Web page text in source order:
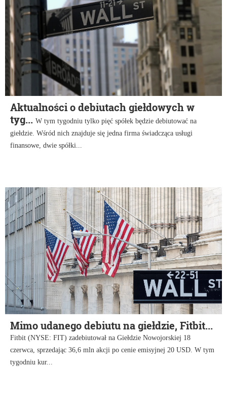
Aktualności o debiutach giełdowych w
tyg... W tym tygodniu tylko pięć spółek będzie debiutować na
giełdzie. Wśród nich znajduje się jedna firma świadcząca usługi
finansowe, dwie spółki...
Mimo udanego debiutu na giełdzie, Fitbit...
Fitbit (NYSE: FIT) zadebiutował na Giełdzie Nowojorskiej 18
czerwca, sprzedając 36,6 mln akcji po cenie emisyjnej 20 USD. W tym
tygodniu kur...